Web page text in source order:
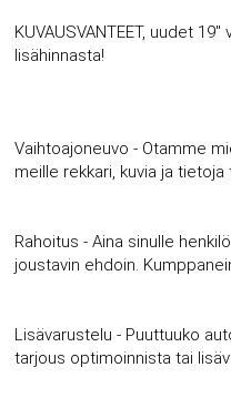
KUVAUSVANTEET, uudet
lisähinnasta!
Vaihtoajoneuvo - Otamme
meille rekkari, kuvia ja
Rahoitus - Aina sinulle
joustavin ehdoin.
Lisävarustelu - Puuttuuko
tarjous optimoinnista tai